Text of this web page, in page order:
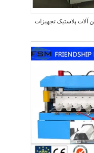
آلات پلاستیک تجهیزات